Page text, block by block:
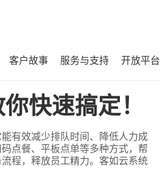
客户故事 服务与支持 开放平台
快速搞定！
有效减少排队时间、降低人力成
点餐、平板点单等多种方式，帮
程，释放员工精力。客如云系统